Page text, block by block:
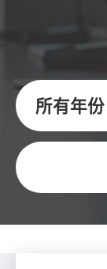
所有年份
關鍵字